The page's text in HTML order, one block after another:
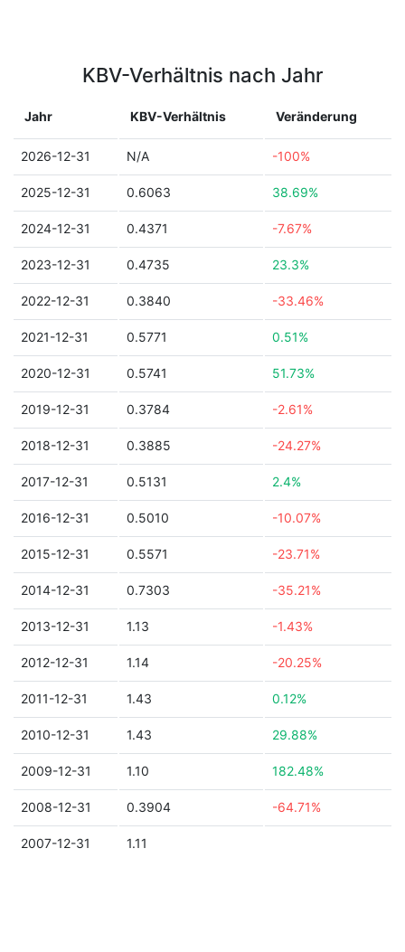
KBV-Verhältnis nach Jahr
Jahr KBV-Verhältnis Veränderung
2026-12-31 N/A -100%
2025-12-31 0.6063 38.69%
2024-12-31 0.4371 -7.67%
2023-12-31 0.4735 23.3%
2022-12-31 0.3840 -33.46%
2021-12-31 0.5771 0.51%
2020-12-31 0.5741 51.73%
2019-12-31 0.3784 -2.61%
2018-12-31 0.3885 -24.27%
2017-12-31 0.5131 2.4%
2016-12-31 0.5010 -10.07%
2015-12-31 0.5571 -23.71%
2014-12-31 0.7303 -35.21%
2013-12-31 1.13 -1.43%
2012-12-31 1.14 -20.25%
2011-12-31 1.43 0.12%
2010-12-31 1.43 29.88%
2009-12-31 1.10 182.48%
2008-12-31 0.3904 -64.71%
2007-12-31 1.11